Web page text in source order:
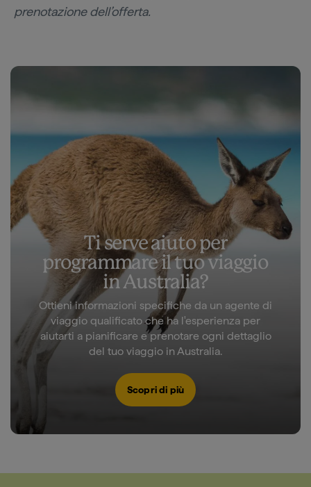
prenotazione dell’offerta.
Ti serve aiuto per
programmare il tuo viaggio
in Australia?
Ottieni informazioni specifiche da un agente di
viaggio qualificato che ha l'esperienza per
aiutarti a pianificare e prenotare ogni dettaglio
del tuo viaggio in Australia.
Scopri di più